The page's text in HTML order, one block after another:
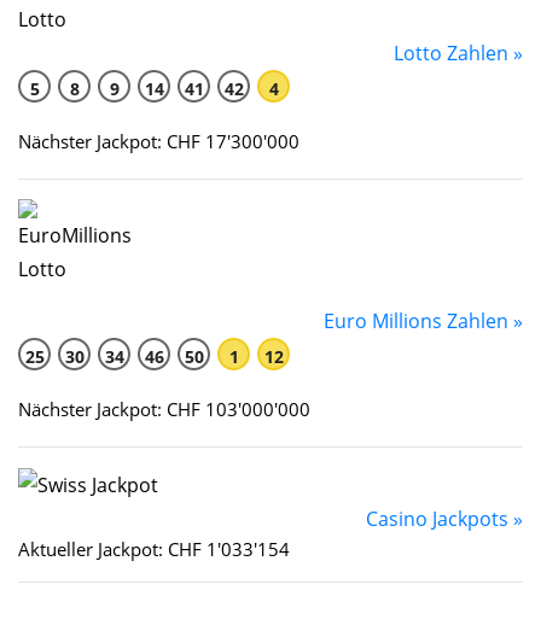
Lotto Zahlen »
5 8 9 14 41 42 4
Nächster Jackpot: CHF 17'300'000
Euro Millions Zahlen »
25 30 34 46 50 1 12
Nächster Jackpot: CHF 103'000'000
Casino Jackpots »
Aktueller Jackpot: CHF 1'033'154